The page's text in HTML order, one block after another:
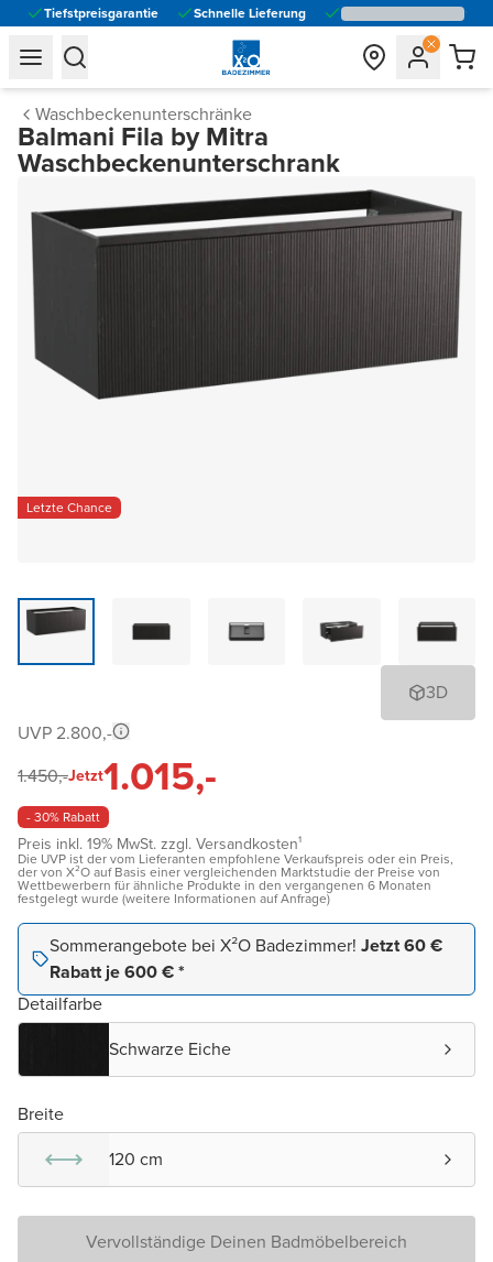
Tiefstpreisgarantie Schnelle Lieferung
general.navigation.toggle_menu.label
general.navigation.toggle_menu.label
Waschbeckenunterschränke
Balmani Fila by Mitra
Waschbeckenunterschrank
Letzte Chance
3D
UVP 2.800,-
1.450,-Jetzt1.015,-
- 30% Rabatt
Preis inkl. 19% MwSt. zzgl. Versandkosten¹
Die UVP ist der vom Lieferanten empfohlene Verkaufspreis oder ein Preis,
der von X²O auf Basis einer vergleichenden Marktstudie der Preise von
Wettbewerbern für ähnliche Produkte in den vergangenen 6 Monaten
festgelegt wurde (weitere Informationen auf Anfrage)
Sommerangebote bei X²O Badezimmer! Jetzt 60 €
Rabatt je 600 € *
Detailfarbe
Schwarze Eiche
Breite
120 cm
Vervollständige Deinen Badmöbelbereich